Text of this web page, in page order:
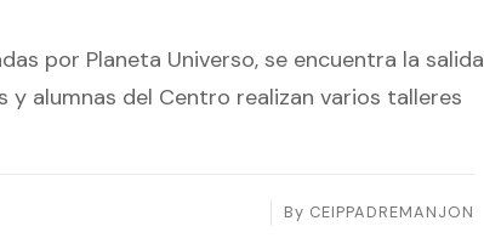
por Planeta Universo, se encuentra la salida
y alumnas del Centro realizan varios talleres
By CEIPPADREMANJON